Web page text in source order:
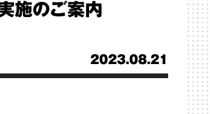
施のご案内
2023.08.21